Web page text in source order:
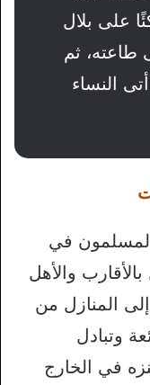
على بلال
طاعته، ثم
النساء
المسلمون في
بالأقارب والأهل
المنازل من
وتبادل
في الخارج